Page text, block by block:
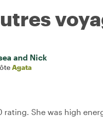
and Nick
Agata
She was high